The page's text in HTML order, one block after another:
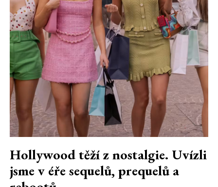
Hollywood těží z nostalgie. Uvízli
jsme v éře sequelů, prequelů a